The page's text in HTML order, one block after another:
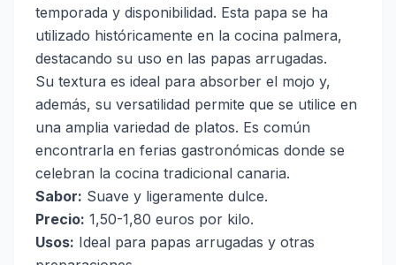
temporada y disponibilidad. Esta papa se ha
utilizado históricamente en la cocina palmera,
destacando su uso en las papas arrugadas.
Su textura es ideal para absorber el mojo y,
además, su versatilidad permite que se utilice en
una amplia variedad de platos. Es común
encontrarla en ferias gastronómicas donde se
celebran la cocina tradicional canaria.
Sabor: Suave y ligeramente dulce.
Precio: 1,50-1,80 euros por kilo.
Usos: Ideal para papas arrugadas y otras